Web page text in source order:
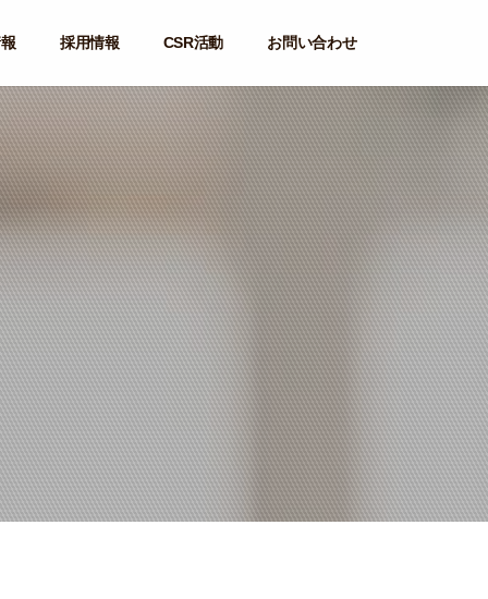
採用情報 CSR活動 お問い合わせ